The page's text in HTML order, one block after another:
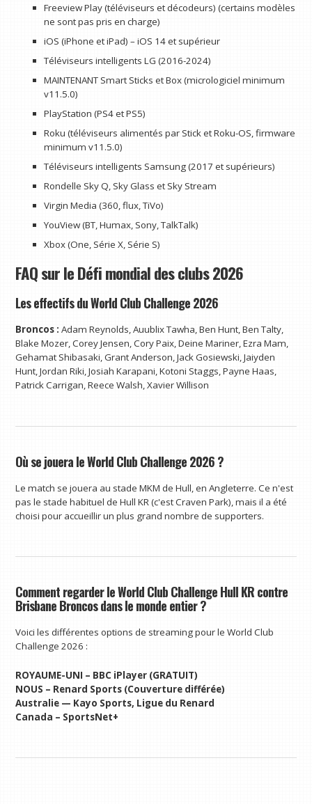
Freeview Play (téléviseurs et décodeurs) (certains modèles
ne sont pas pris en charge)
iOS (iPhone et iPad) – iOS 14 et supérieur
Téléviseurs intelligents LG (2016-2024)
MAINTENANT Smart Sticks et Box (micrologiciel minimum
v11.5.0)
PlayStation (PS4 et PS5)
Roku (téléviseurs alimentés par Stick et Roku-OS, firmware
minimum v11.5.0)
Téléviseurs intelligents Samsung (2017 et supérieurs)
Rondelle Sky Q, Sky Glass et Sky Stream
Virgin Media (360, flux, TiVo)
YouView (BT, Humax, Sony, TalkTalk)
Xbox (One, Série X, Série S)
FAQ sur le Défi mondial des clubs 2026
Les effectifs du World Club Challenge 2026
Broncos : Adam Reynolds, Auublix Tawha, Ben Hunt, Ben Talty,
Blake Mozer, Corey Jensen, Cory Paix, Deine Mariner, Ezra Mam,
Gehamat Shibasaki, Grant Anderson, Jack Gosiewski, Jaiyden
Hunt, Jordan Riki, Josiah Karapani, Kotoni Staggs, Payne Haas,
Patrick Carrigan, Reece Walsh, Xavier Willison
Où se jouera le World Club Challenge 2026 ?
Le match se jouera au stade MKM de Hull, en Angleterre. Ce n'est
pas le stade habituel de Hull KR (c'est Craven Park), mais il a été
choisi pour accueillir un plus grand nombre de supporters.
Comment regarder le World Club Challenge Hull KR contre
Brisbane Broncos dans le monde entier ?
Voici les différentes options de streaming pour le World Club
Challenge 2026 :
ROYAUME-UNI – BBC iPlayer (GRATUIT)
NOUS – Renard Sports (Couverture différée)
Australie — Kayo Sports, Ligue du Renard
Canada – SportsNet+